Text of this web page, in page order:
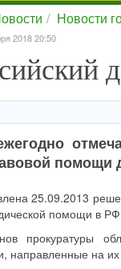
Новости
2018 20:50
помощи
25.09.2013
помощи в
прокуратуры
направленные на